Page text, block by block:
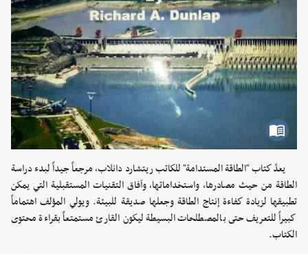
يعدّ كتاب "الطاقة المستدامة" للكاتب ريتشارد دانلاب، مرجعاً جيداً لبدء دراسة
الطاقة من حيث مصادرها، واستخداماتها، وآفاق التقنيات المستقبلية التي يمكن
تطبيقها لزيادة كفاءة إنتاج الطاقة وجعلها صديقة للبيئة. ويولي المؤلف اهتماماً
كبيراً للتعريف حتى بالمصطلحات البسيطة ليكون القارئ مستمتعاً بقراءة محتوى
الكتاب.